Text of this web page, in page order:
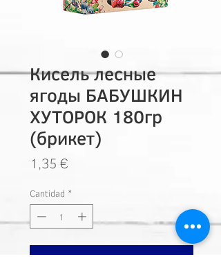
Кисель лесные
ягоды БАБУШКИН
ХУТОРОК 180гр
(брикет)
1,35 €
Cantidad *
Añadir a carrito